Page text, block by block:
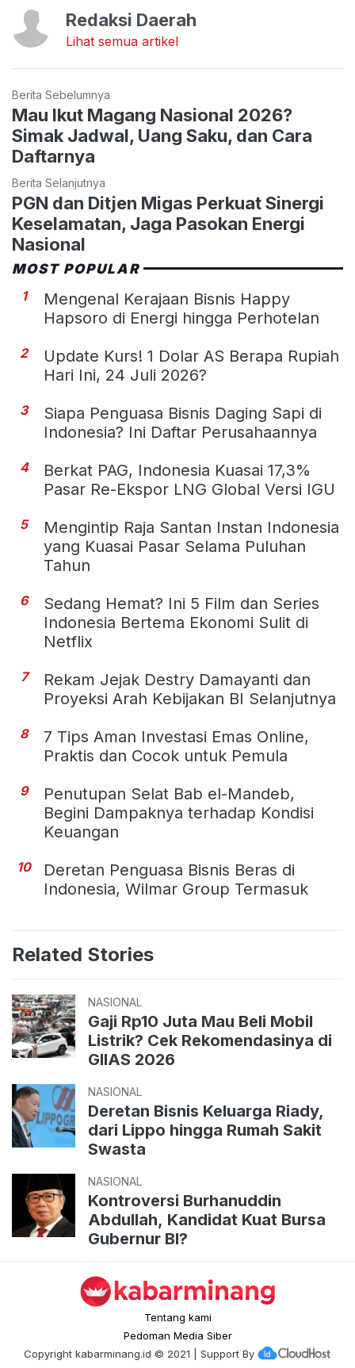
Redaksi Daerah
Lihat semua artikel
Berita Sebelumnya
Mau Ikut Magang Nasional 2026?
Simak Jadwal, Uang Saku, dan Cara
Daftarnya
Berita Selanjutnya
PGN dan Ditjen Migas Perkuat Sinergi
Keselamatan, Jaga Pasokan Energi
Nasional
MOST POPULAR
1
Mengenal Kerajaan Bisnis Happy
Hapsoro di Energi hingga Perhotelan
2
Update Kurs! 1 Dolar AS Berapa Rupiah
Hari Ini, 24 Juli 2026?
3
Siapa Penguasa Bisnis Daging Sapi di
Indonesia? Ini Daftar Perusahaannya
4
Berkat PAG, Indonesia Kuasai 17,3%
Pasar Re-Ekspor LNG Global Versi IGU
5
Mengintip Raja Santan Instan Indonesia
yang Kuasai Pasar Selama Puluhan
Tahun
6
Sedang Hemat? Ini 5 Film dan Series
Indonesia Bertema Ekonomi Sulit di
Netflix
7
Rekam Jejak Destry Damayanti dan
Proyeksi Arah Kebijakan BI Selanjutnya
8
7 Tips Aman Investasi Emas Online,
Praktis dan Cocok untuk Pemula
9
Penutupan Selat Bab el-Mandeb,
Begini Dampaknya terhadap Kondisi
Keuangan
10
Deretan Penguasa Bisnis Beras di
Indonesia, Wilmar Group Termasuk
Related Stories
NASIONAL
Gaji Rp10 Juta Mau Beli Mobil
Listrik? Cek Rekomendasinya di
GIIAS 2026
NASIONAL
Deretan Bisnis Keluarga Riady,
dari Lippo hingga Rumah Sakit
Swasta
NASIONAL
Kontroversi Burhanuddin
Abdullah, Kandidat Kuat Bursa
Gubernur BI?
Tentang kami
Pedoman Media Siber
Copyright kabarminang.id © 2021 | Support By